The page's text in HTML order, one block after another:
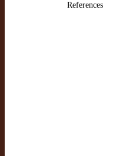
References